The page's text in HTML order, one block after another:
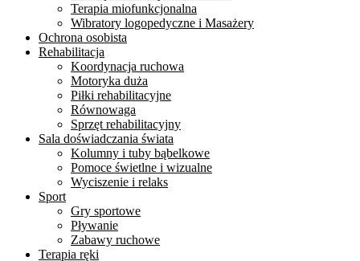
Terapia miofunkcjonalna
Wibratory logopedyczne i Masażery
Ochrona osobista
Rehabilitacja
Koordynacja ruchowa
Motoryka duża
Piłki rehabilitacyjne
Równowaga
Sprzęt rehabilitacyjny
Sala doświadczania świata
Kolumny i tuby bąbelkowe
Pomoce świetlne i wizualne
Wyciszenie i relaks
Sport
Gry sportowe
Pływanie
Zabawy ruchowe
Terapia ręki